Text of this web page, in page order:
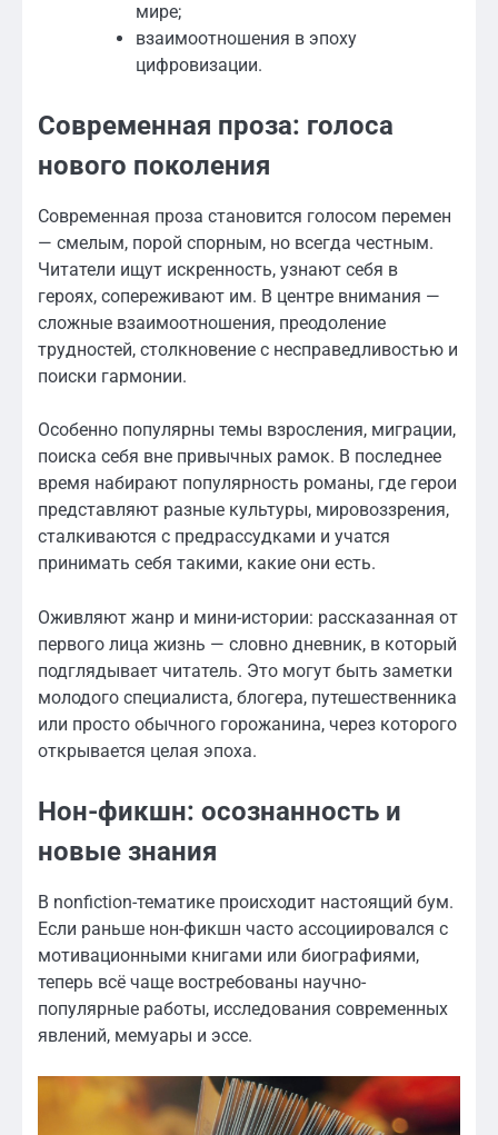
мире;
взаимоотношения в эпоху
цифровизации.
Современная проза: голоса
нового поколения
Современная проза становится голосом перемен
— смелым, порой спорным, но всегда честным.
Читатели ищут искренность, узнают себя в
героях, сопереживают им. В центре внимания —
сложные взаимоотношения, преодоление
трудностей, столкновение с несправедливостью и
поиски гармонии.
Особенно популярны темы взросления, миграции,
поиска себя вне привычных рамок. В последнее
время набирают популярность романы, где герои
представляют разные культуры, мировоззрения,
сталкиваются с предрассудками и учатся
принимать себя такими, какие они есть.
Оживляют жанр и мини-истории: рассказанная от
первого лица жизнь — словно дневник, в который
подглядывает читатель. Это могут быть заметки
молодого специалиста, блогера, путешественника
или просто обычного горожанина, через которого
открывается целая эпоха.
Нон-фикшн: осознанность и
новые знания
В nonfiction-тематике происходит настоящий бум.
Если раньше нон-фикшн часто ассоциировался с
мотивационными книгами или биографиями,
теперь всё чаще востребованы научно-
популярные работы, исследования современных
явлений, мемуары и эссе.